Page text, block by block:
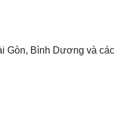
Gòn, Bình Dương và các